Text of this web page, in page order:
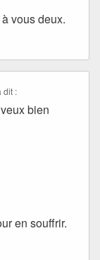
vous deux.
dit :
bien
en souffrir.